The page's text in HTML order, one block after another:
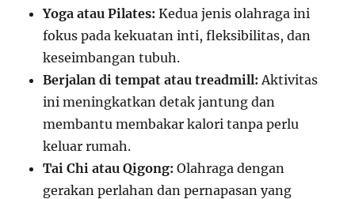
Yoga atau Pilates: Kedua jenis olahraga ini
fokus pada kekuatan inti, fleksibilitas, dan
keseimbangan tubuh.
Berjalan di tempat atau treadmill: Aktivitas
ini meningkatkan detak jantung dan
membantu membakar kalori tanpa perlu
keluar rumah.
Tai Chi atau Qigong: Olahraga dengan
gerakan perlahan dan pernapasan yang